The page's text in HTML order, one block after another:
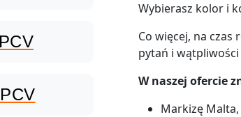
Wybierasz kolor i
Co więcej, na czas
pytań i
W naszej ofercie
Markizę